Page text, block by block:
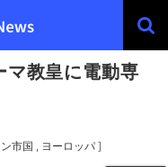
マ教皇に電動専
市国 ヨーロッパ ]